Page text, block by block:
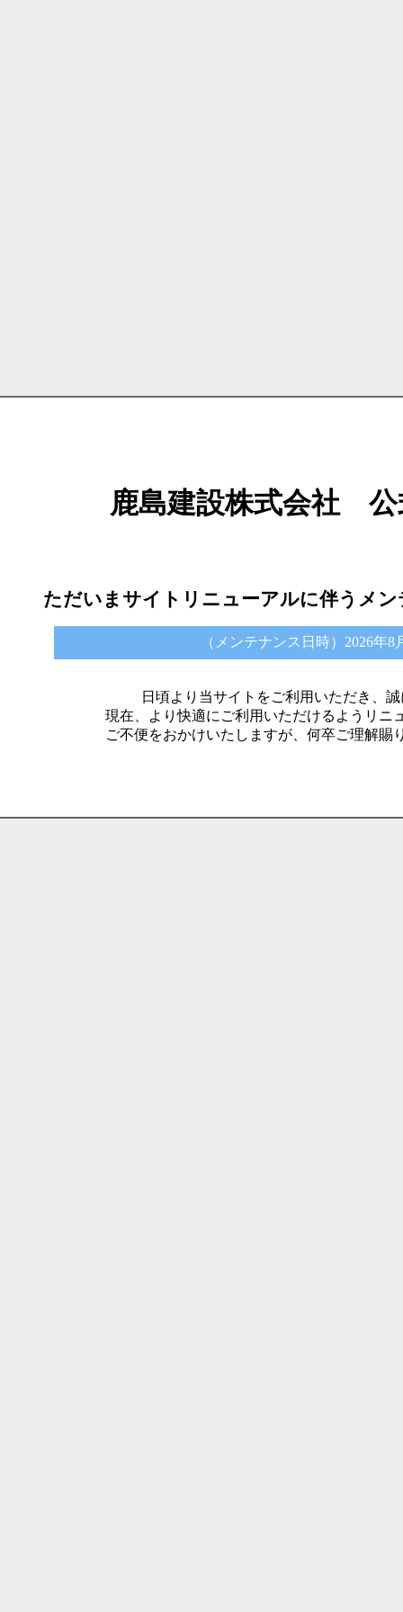
鹿島建設株式会社
ただいまサイトリニューアルに伴うメ
（メンテナンス日時）2026年8
日頃より当サイトをご利用いただき、
現在、より快適にご利用いただけるようリニ
ご不便をおかけいたしますが、何卒ご理解賜